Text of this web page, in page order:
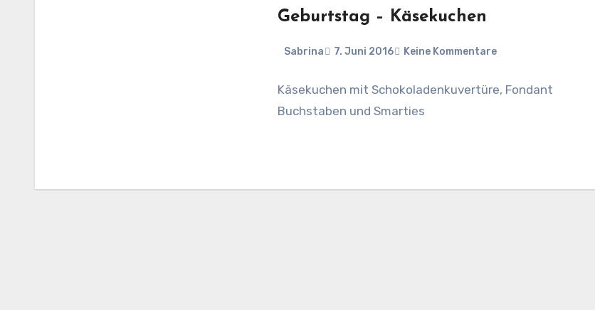
Geburtstag – Käsekuchen
Sabrina 7. Juni 2016 Keine Kommentare
Käsekuchen mit Schokoladenkuvertüre, Fondant
Buchstaben und Smarties